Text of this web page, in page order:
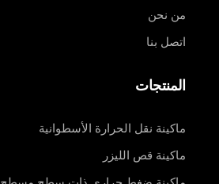
من نحن
اتصل بنا
المنتجات
ماكينة نقل الحرارة الأسطوانية
ماكينة قص الليزر